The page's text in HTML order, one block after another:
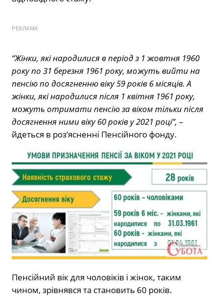
РЕКЛАМА
“Жінки, які народилися в період з 1 жовтня 1960
року по 31 березня 1961 року, можуть вийти на
пенсію по досягненню віку 59 років 6 місяців. А
жінки, які народилися після 1 квітня 1961 року,
можуть отримати пенсію за віком тільки після
досягнення ними віку 60 років у 2021 році”, –
йдеться в роз’ясненні Пенсійного фонду.
Пенсійний вік для чоловіків і жінок, таким
чином, зрівнявся та становить 60 років.